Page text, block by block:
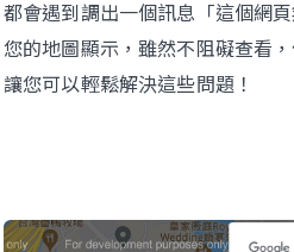
都會遇到調出一個訊息「這個網
您的地圖顯示，雖然不阻礙查看
讓您可以輕鬆解決這些問題！